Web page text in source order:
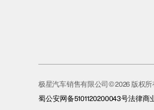
极星汽车销售有限公司© 2026 版权所
蜀公安网备5101120200043号法律商